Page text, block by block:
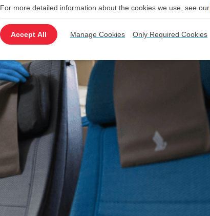
For more detailed information about the cookies we use, see our
Accept All Manage Cookies Only Required Cookies